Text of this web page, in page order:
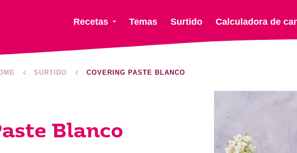
Recetas Temas Surtido Calculadora de
SURTIDO COVERING PASTE BLANCO
Blanco